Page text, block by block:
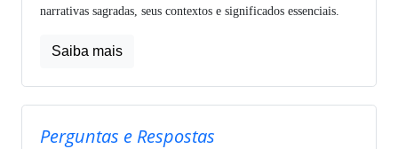
narrativas sagradas, seus contextos e significados essenciais.
Saiba mais
Perguntas e Respostas